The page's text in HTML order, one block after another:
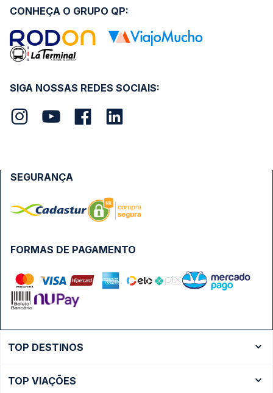
SIGA NOSSAS REDES SOCIAIS:
CONHEÇA O GRUPO QP:
FORMAS DE PAGAMENTO
SEGURANÇA
TOP DESTINOS
Ônibus São Paulo
TOP VIAÇÕES